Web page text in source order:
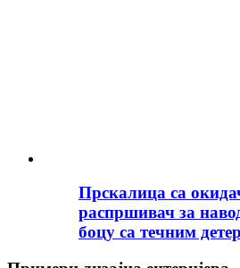
Прскалица са
распршивач за
боцу са течним